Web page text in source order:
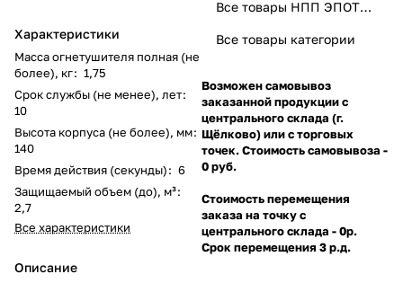
Характеристики
Масса огнетушителя полная (не
более), кг: 1,75
Срок службы (не менее), лет:
10
Высота корпуса (не более), мм:
140
Время действия (секунды): 6
Защищаемый объем (до), м³:
2,7
Все характеристики
Описание
Все товары НПП ЭПОТОС
Все товары категории
Возможен самовывоз
заказанной продукции с
центрального склада (г.
Щёлково) или с торговых
точек. Стоимость самовывоза -
0 руб.
Стоимость перемещения
заказа на точку с
центрального склада - 0р.
Срок перемещения 3 р.д.